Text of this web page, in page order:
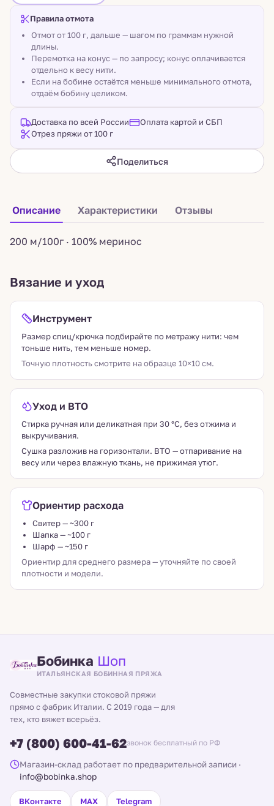
Правила отмота
Отмот от 100 г, дальше — шагом по граммам нужной
длины.
Перемотка на конус — по запросу; конус оплачивается
отдельно к весу нити.
Если на бобине остаётся меньше минимального отмота,
отдаём бобину целиком.
Доставка по всей России
Оплата картой и СБП
Отрез пряжи от 100 г
Поделиться
Описание Характеристики Отзывы
200 м/100г · 100% меринос
Вязание и уход
Инструмент
Размер спиц/крючка подбирайте по метражу нити: чем
тоньше нить, тем меньше номер.
Точную плотность смотрите на образце 10×10 см.
Уход и ВТО
Стирка ручная или деликатная при 30 °C, без отжима и
выкручивания.
Сушка разложив на горизонтали. ВТО — отпаривание на
весу или через влажную ткань, не прижимая утюг.
Ориентир расхода
Свитер — ~300 г
Шапка — ~100 г
Шарф — ~150 г
Ориентир для среднего размера — уточняйте по своей
плотности и модели.
Бобинка Шоп
ИТАЛЬЯНСКАЯ БОБИННАЯ ПРЯЖА
Совместные закупки стоковой пряжи
прямо с фабрик Италии. С 2019 года — для
тех, кто вяжет всерьёз.
+7 (800) 600-41-62звонок бесплатный по РФ
Магазин-склад работает по предварительной записи ·
info@bobinka.shop
ВКонтакте MAX Telegram